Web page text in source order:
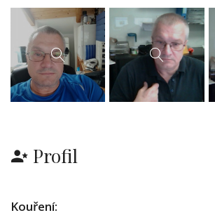
Profil
Kouření: